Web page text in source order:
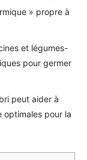
» propre à
et légumes-
pour germer
peut aider à
optimales pour la